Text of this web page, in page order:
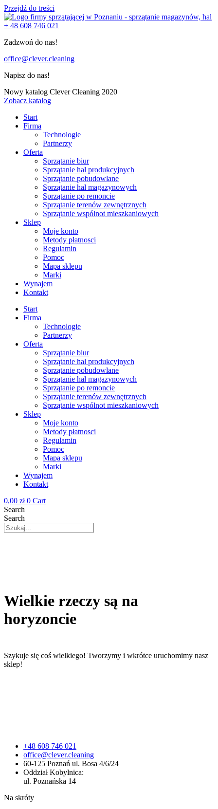
Przejdź do treści
+ 48 608 746 021
Zadzwoń do nas!
office@clever.cleaning
Napisz do nas!
Nowy katalog Clever Cleaning 2020
Zobacz katalog
Start
Firma
Technologie
Partnerzy
Oferta
Sprzątanie biur
Sprzątanie hal produkcyjnych
Sprzątanie pobudowlane
Sprzątanie hal magazynowych
Sprzątanie po remoncie
Sprzątanie terenów zewnętrznych
Sprzątanie wspólnot mieszkaniowych
Sklep
Moje konto
Metody płatnosci
Regulamin
Pomoc
Mapa sklepu
Marki
Wynajem
Kontakt
Start
Firma
Technologie
Partnerzy
Oferta
Sprzątanie biur
Sprzątanie hal produkcyjnych
Sprzątanie pobudowlane
Sprzątanie hal magazynowych
Sprzątanie po remoncie
Sprzątanie terenów zewnętrznych
Sprzątanie wspólnot mieszkaniowych
Sklep
Moje konto
Metody płatnosci
Regulamin
Pomoc
Mapa sklepu
Marki
Wynajem
Kontakt
0,00 zł 0 Cart
Search
Search
Wielkie rzeczy są na
horyzoncie
Szykuje się coś wielkiego! Tworzymy i wkrótce uruchomimy nasz
sklep!
+48 608 746 021
office@clever.cleaning
60-125 Poznań ul. Bosa 4/6/24
Oddział Kobylnica:
ul. Poznańska 14
Na skróty